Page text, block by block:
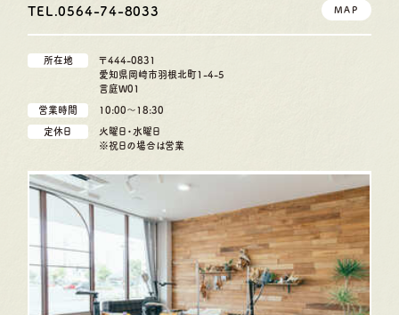
TEL.0564-74-8033 MAP
所在地
〒444-0831
愛知県岡崎市羽根北町1-4-5
言庭W01
営業時間 10:00〜18:30
定休日
火曜日・水曜日
※祝日の場合は営業